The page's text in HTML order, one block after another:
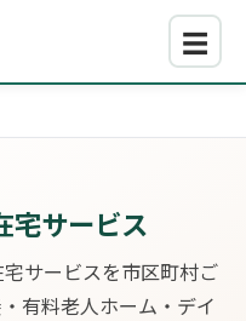
☰
宅サービス
サービスを市区町村ご
有料老人ホーム・デイ